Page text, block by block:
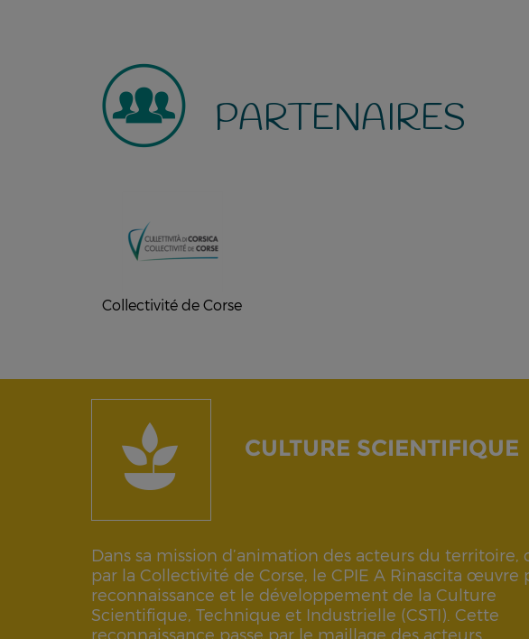
PARTENAIRES
Collectivité de Corse
CULTURE SCIENTIFIQUE
Dans sa mission d’animation des acteurs du territoire,
par la Collectivité de Corse, le CPIE A Rinascita œuvre
reconnaissance et le développement de la Culture
Scientifique, Technique et Industrielle (CSTI). Cette
reconnaissance passe par le maillage des acteurs